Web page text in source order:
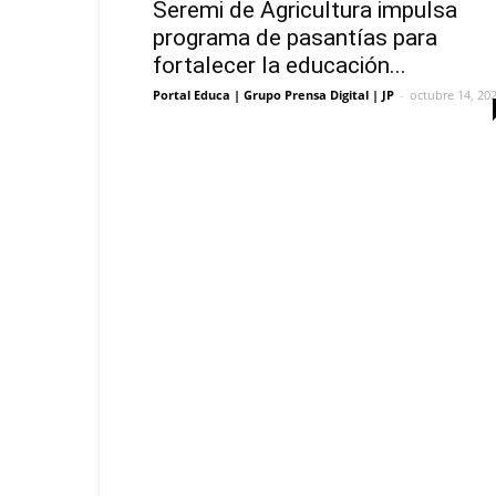
Seremi de Agricultura impulsa
programa de pasantías para
fortalecer la educación...
Portal Educa | Grupo Prensa Digital | JP - octubre 14,